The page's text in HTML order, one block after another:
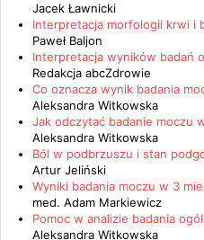
Jacek Ławnicki
Interpretacja morfologii krwi i
Paweł Baljon
Interpretacja wyników badań
Redakcja abcZdrowie
Co oznacza wynik badania
Aleksandra Witkowska
Jak odczytać badanie moczu
Aleksandra Witkowska
Ból w podbrzuszu i stan
Artur Jeliński
Wyniki badania moczu w 3
med. Adam Markiewicz
Pomoc w analizie badania
Aleksandra Witkowska